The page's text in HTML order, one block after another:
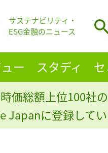
サステナビリティ・
ESG金融のニュース
ー スタディ
時価総額上位100社
Japanに登録して